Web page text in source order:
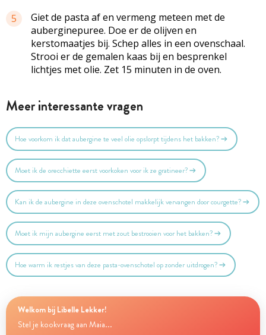
5
Giet de pasta af en vermeng meteen met de
auberginepuree. Doe er de olijven en
kerstomaatjes bij. Schep alles in een ovenschaal.
Strooi er de gemalen kaas bij en besprenkel
lichtjes met olie. Zet 15 minuten in de oven.
Meer interessante vragen
Hoe voorkom ik dat aubergine te veel olie opslorpt tijdens het bakken?
Moet ik de orecchiette eerst voorkoken voor ik ze gratineer?
Kan ik de aubergine in deze ovenschotel makkelijk vervangen door courgette?
Moet ik mijn aubergine eerst met zout bestrooien voor het bakken?
Hoe warm ik restjes van deze pasta-ovenschotel op zonder uitdrogen?
Welkom bij Libelle Lekker!
Stel je kookvraag aan Maia...